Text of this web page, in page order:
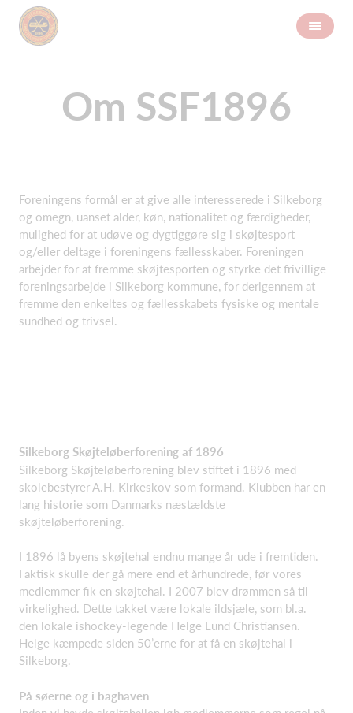
Om SSF1896
Foreningens formål er at give alle interesserede i Silkeborg
og omegn, uanset alder, køn, nationalitet og færdigheder,
mulighed for at udøve og dygtiggøre sig i skøjtesport
og/eller deltage i foreningens fællesskaber. Foreningen
arbejder for at fremme skøjtesporten og styrke det frivillige
foreningsarbejde i Silkeborg kommune, for derigennem at
fremme den enkeltes og fællesskabets fysiske og mentale
sundhed og trivsel.
Silkeborg Skøjteløberforening af 1896
Silkeborg Skøjteløberforening blev stiftet i 1896 med
skolebestyrer A.H. Kirkeskov som formand. Klubben har en
lang historie som Danmarks næstældste
skøjteløberforening.
I 1896 lå byens skøjtehal endnu mange år ude i fremtiden.
Faktisk skulle der gå mere end et århundrede, før vores
medlemmer fik en skøjtehal. I 2007 blev drømmen så til
virkelighed. Dette takket være lokale ildsjæle, som bl.a.
den lokale ishockey-legende Helge Lund Christiansen.
Helge kæmpede siden 50’erne for at få en skøjtehal i
Silkeborg.
På søerne og i baghaven